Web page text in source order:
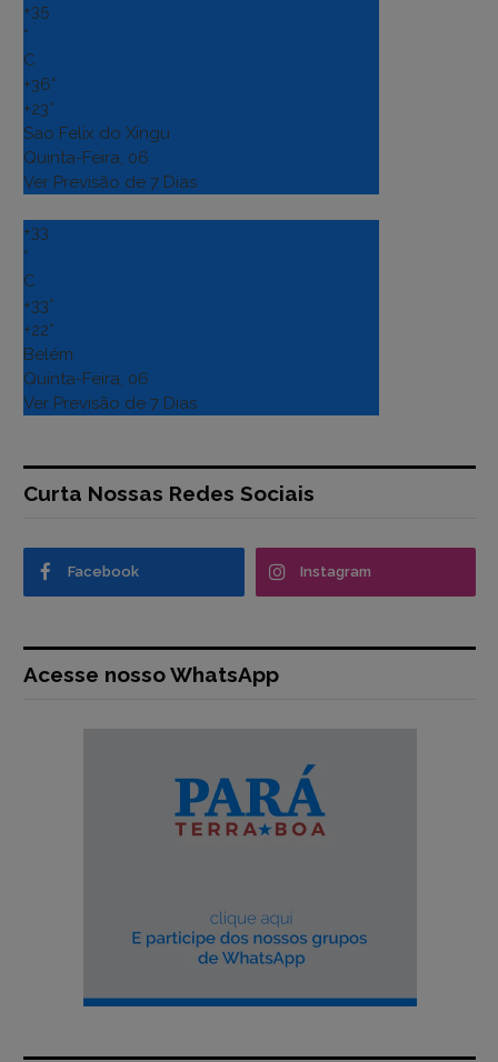
+35
°
C
+36°
+23°
Sao Felix do Xingu
Quinta-Feira, 06
Ver Previsão de 7 Dias
+33
°
C
+33°
+22°
Belém
Quinta-Feira, 06
Ver Previsão de 7 Dias
Curta Nossas Redes Sociais
Facebook Instagram
Acesse nosso WhatsApp